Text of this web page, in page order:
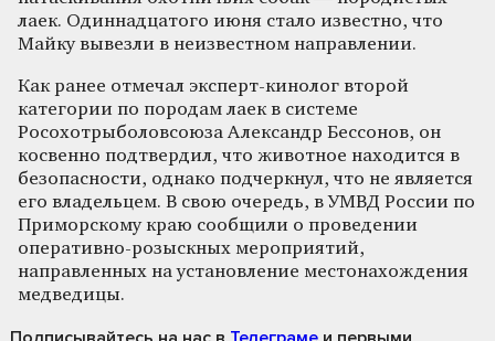
лаек. Одиннадцатого июня стало известно, что
Майку вывезли в неизвестном направлении.
Как ранее отмечал эксперт-кинолог второй
категории по породам лаек в системе
Росохотрыболовсоюза Александр Бессонов, он
косвенно подтвердил, что животное находится в
безопасности, однако подчеркнул, что не является
его владельцем. В свою очередь, в УМВД России по
Приморскому краю сообщили о проведении
оперативно-розыскных мероприятий,
направленных на установление местонахождения
медведицы.